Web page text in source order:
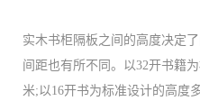
实木书柜隔板之间的高度决定
间距也有所不同。以32开书籍
米;以16开书为标准设计的高度